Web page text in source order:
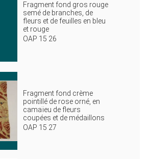
Fragment fond gros rouge
semé de branches, de
fleurs et de feuilles en bleu
et rouge
OAP 15 26
Fragment fond crème
pointillé de rose orné, en
camaïeu de fleurs
coupées et de médaillons
OAP 15 27